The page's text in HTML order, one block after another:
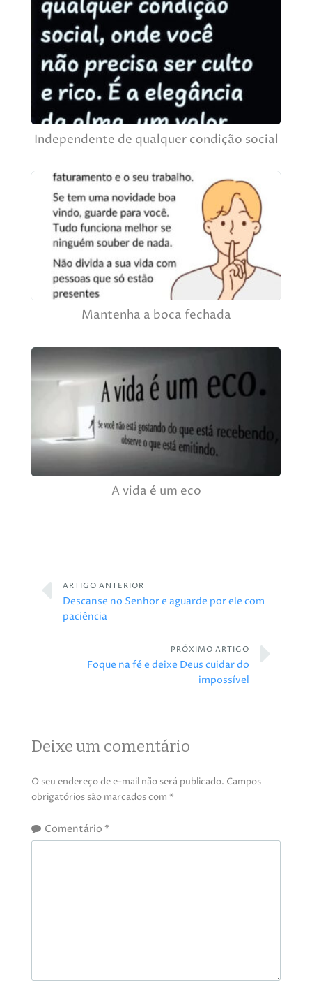
Independente de qualquer condição social
Mantenha a boca fechada
A vida é um eco
ARTIGO ANTERIOR
Descanse no Senhor e aguarde por ele com
paciência
PRÓXIMO ARTIGO
Foque na fé e deixe Deus cuidar do
impossível
Deixe um comentário
O seu endereço de e-mail não será publicado. Campos
obrigatórios são marcados com *
Comentário *